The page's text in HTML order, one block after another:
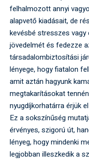
felhalmozott annyi
alapvető kiadásait, de
kevésbé stresszes
jövedelmét és fedezze
társadalombiztosítási
lényege, hogy fiatalon
amit aztán hagyunk
megtakarításokat
nyugdíjkorhatárra érjük
Ez a sokszínűség
érvényes, szigorú út,
lényeg, hogy mindenki
legjobban illeszkedik a